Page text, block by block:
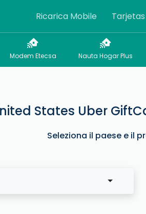
Ricarica Mobile Tarjetas
Modem Etecsa Nauta Hogar Plus
States Uber
Seleziona il paese e il